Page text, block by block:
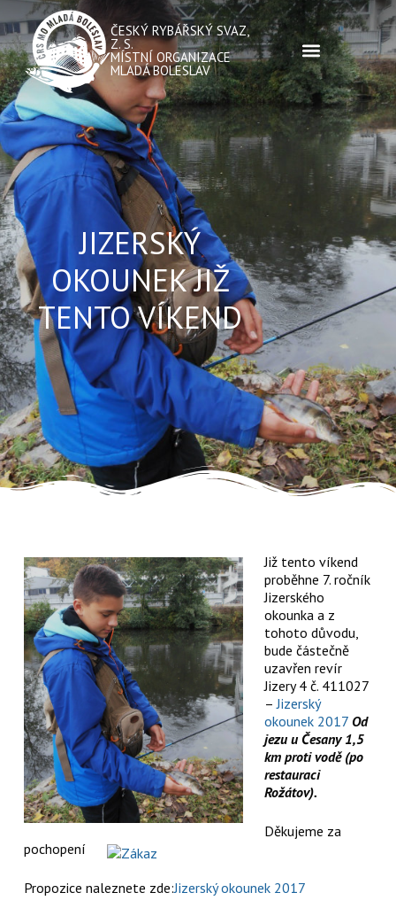
ČESKÝ RYBÁŘSKÝ SVAZ,
Z. S.
MÍSTNÍ ORGANIZACE
MLADÁ BOLESLAV
JIZERSKÝ
OKOUNEK JIŽ
TENTO VÍKEND
Již tento víkend
proběhne 7. ročník
Jizerského
okounka a z
tohoto důvodu,
bude částečně
uzavřen revír
Jizery 4 č. 411027
–Jizerský
okounek 2017 Od
jezu u Česany 1,5
km proti vodě (po
restauraci
Rožátov).
Děkujeme za
pochopení
Propozice naleznete zde:Jizerský okounek 2017